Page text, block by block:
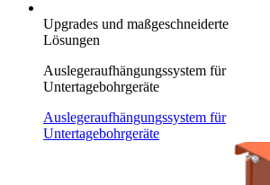
Upgrades und maßgeschneiderte
Lösungen
Auslegeraufhängungssystem für
Untertagebohrgeräte
Auslegeraufhängungssystem für
Untertagebohrgeräte